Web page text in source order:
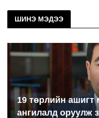
ШИНЭ МЭДЭЭ
19 төрлийн ашигт
ангилалд оруулж